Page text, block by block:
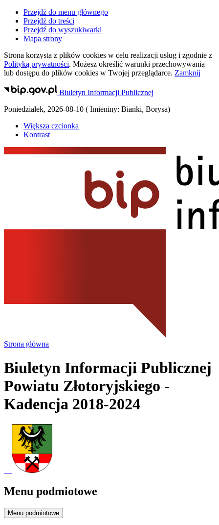
Przejdź do menu głównego
Przejdź do treści
Przejdź do wyszukiwarki
Mapa strony
Strona korzysta z plików cookies w celu realizacji usług i zgodnie z
Polityką prywatności. Możesz określić warunki przechowywania
lub dostępu do plików cookies w Twojej przeglądarce. Zamknij
Biuletyn Informacji Publicznej
Poniedziałek, 2026-08-10 ( Imieniny: Bianki, Borysa)
Większa czcionka
Kontrast
Strona główna
Biuletyn Informacji Publicznej
Powiatu Złotoryjskiego -
Kadencja 2018-2024
Menu podmiotowe
Menu podmiotowe